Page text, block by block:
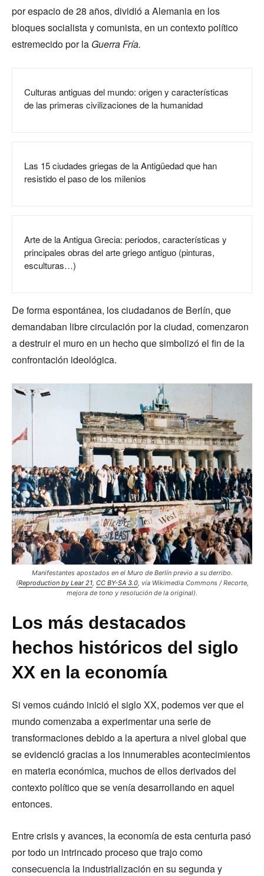
por espacio de 28 años, dividió a Alemania en los
bloques socialista y comunista, en un contexto político
estremecido por la Guerra Fría.
Culturas antiguas del mundo: origen y características
de las primeras civilizaciones de la humanidad
Las 15 ciudades griegas de la Antigüedad que han
resistido el paso de los milenios
Arte de la Antigua Grecia: periodos, características y
principales obras del arte griego antiguo (pinturas,
esculturas…)
De forma espontánea, los ciudadanos de Berlín, que
demandaban libre circulación por la ciudad, comenzaron
a destruir el muro en un hecho que simbolizó el fin de la
confrontación ideológica.
Manifestantes apostados en el Muro de Berlín previo a su derribo.
(Reproduction by Lear 21, CC BY-SA 3.0, vía Wikimedia Commons / Recorte,
mejora de tono y resolución de la original).
Los más destacados
hechos históricos del siglo
XX en la economía
Si vemos cuándo inició el siglo XX, podemos ver que el
mundo comenzaba a experimentar una serie de
transformaciones debido a la apertura a nivel global que
se evidenció gracias a los innumerables acontecimientos
en materia económica, muchos de ellos derivados del
contexto político que se venía desarrollando en aquel
entonces.
Entre crisis y avances, la economía de esta centuria pasó
por todo un intrincado proceso que trajo como
consecuencia la industrialización en su segunda y